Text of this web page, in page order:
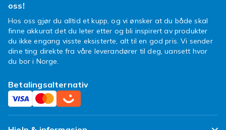
forme og polere neglene til perfeksjon. Det er
viktig å velge produkter av høy kvalitet som er
skånsomme mot neglene og ikke inneholder
skadelige kjemikalier som kan svekke
negleplaten over tid. Gelnegler er populære
farge. For å oppnå de beste resultatene er det
viktig å bruke en god basecoat, fargelakk og
topcoat av høy kvalitet. Med de riktige
produktene kan du lage en profesjonell
oss!
Hos oss gjør du alltid et kupp, og vi ønsker at du både skal
finne akkurat det du leter etter og bli inspirert av produkter
du ikke engang visste eksisterte, alt til en god pris. Vi sender
dine ting direkte fra våre leverandører til deg, uansett hvor
du bor i Norge.
Betalingsalternativ